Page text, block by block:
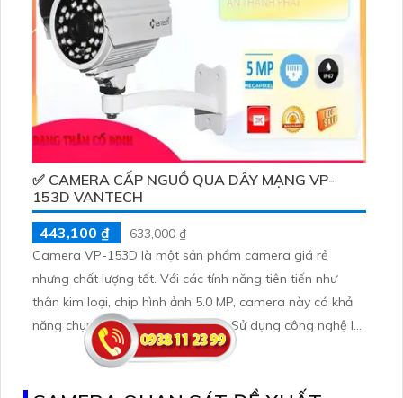
✅ CAMERA CẤP NGUỒ QUA DÂY MẠNG VP-
153D VANTECH
443,100 ₫
633,000 ₫
Camera VP-153D là một sản phẩm camera giá rẻ
nhưng chất lượng tốt. Với các tính năng tiên tiến như
thân kim loại, chip hình ảnh 5.0 MP, camera này có khả
năng chụp hình rõ nét và sắc nét. Sử dụng công nghệ IP
POE, camera VP-153D có khả năng kết nối và quản lý từ